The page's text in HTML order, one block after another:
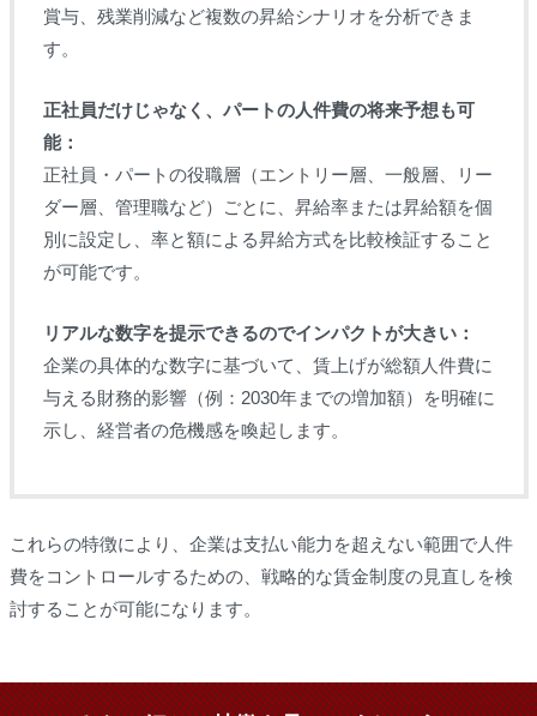
賞与、残業削減など複数の昇給シナリオを分析できま
す。
正社員だけじゃなく、パートの人件費の将来予想も可
能：
正社員・パートの役職層（エントリー層、一般層、リー
ダー層、管理職など）ごとに、昇給率または昇給額を個
別に設定し、率と額による昇給方式を比較検証すること
が可能です。
リアルな数字を提示できるのでインパクトが大きい：
企業の具体的な数字に基づいて、賃上げが総額人件費に
与える財務的影響（例：2030年までの増加額）を明確に
示し、経営者の危機感を喚起します。
これらの特徴により、企業は支払い能力を超えない範囲で人件
費をコントロールするための、戦略的な賃金制度の見直しを検
討することが可能になります。